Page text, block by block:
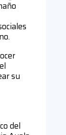
su
del